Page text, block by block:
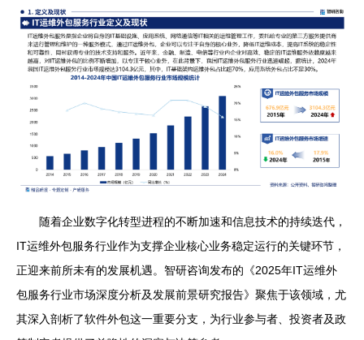
随着企业数字化转型进程的不断加速和信息技术的持续迭代，
IT运维外包服务行业作为支撑企业核心业务稳定运行的关键环节，
正迎来前所未有的发展机遇。智研咨询发布的《2025年IT运维外
包服务行业市场深度分析及发展前景研究报告》聚焦于该领域，尤
其深入剖析了软件外包这一重要分支，为行业参与者、投资者及政